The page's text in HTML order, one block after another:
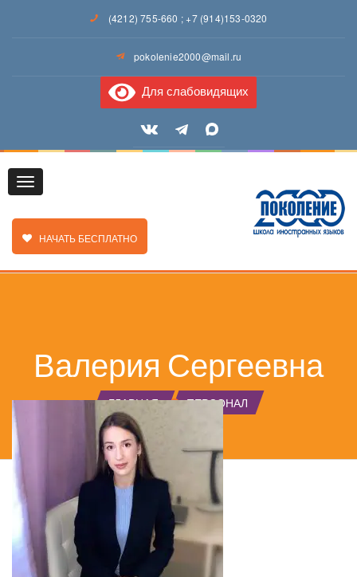
(4212) 755-660 ;+7 (914)153-0320
pokolenie2000@mail.ru
Для слабовидящих
Toggle
ЗАКАЗАТЬ ЗВОНОК
НАЧАТЬ БЕСПЛАТНО
Валерия Сергеевна
ГЛАВНАЯ ПЕРСОНАЛ